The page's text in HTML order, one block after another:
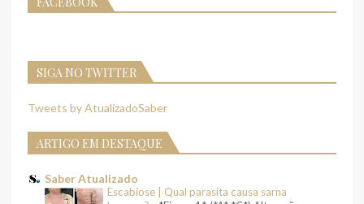
SIGA NO TWITTER
Tweets by AtualizadoSaber
ARTIGO EM DESTAQUE
Saber Atualizado
Escabiose | Qual parasita causa sarna